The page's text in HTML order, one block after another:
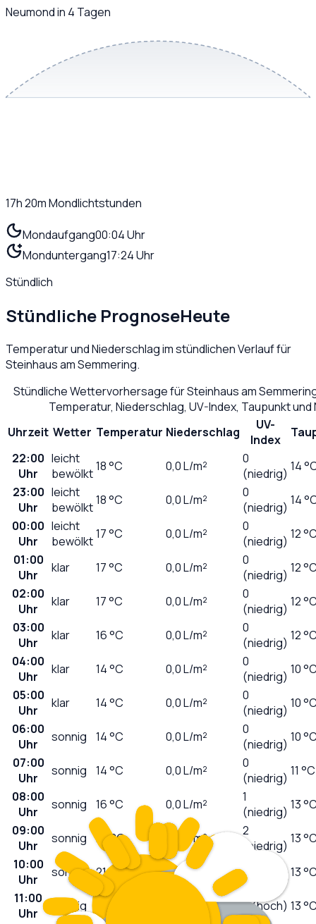
Neumond in 4 Tagen
17h 20mMondlichtstunden
Mondaufgang00:04 Uhr
Monduntergang17:24 Uhr
Stündlich
Stündliche PrognoseHeute
Temperatur und Niederschlag im stündlichen Verlauf für
Steinhaus am Semmering.
Stündliche Wettervorhersage fürSteinhaus am
Temperatur, Niederschlag, UV-Index, Taupunkt
Uhrzeit Wetter Temperatur Niederschlag
UV-
Index
22:00
Uhr
leicht
bewölkt18°C 0,0L/m²
0
(niedrig) 14
23:00
Uhr
leicht
bewölkt18°C 0,0L/m²
0
(niedrig) 14
00:00
Uhr
leicht
bewölkt17°C 0,0L/m²
0
(niedrig) 12
01:00
Uhr
klar 17°C 0,0L/m²
0
(niedrig) 12
02:00
Uhr
klar 17°C 0,0L/m²
0
(niedrig) 12
03:00
Uhr
klar 16°C 0,0L/m²
0
(niedrig) 12
04:00
Uhr
klar 14°C 0,0L/m²
0
(niedrig) 10
05:00
Uhr
klar 14°C 0,0L/m²
0
(niedrig) 10
06:00
Uhr
sonnig 14°C 0,0L/m²
0
(niedrig) 10
07:00
Uhr
sonnig 14°C 0,0L/m²
0
(niedrig) 11 °C
08:00
Uhr
sonnig 16°C 0,0L/m²
1
(niedrig) 13
09:00
Uhr
sonnig 20°C L/m²
2
(niedrig) 13
10:00
Uhr
sonnig 21°C 0,0 L/m²
(mäßig)
13
11:00
Uhr
sonnig 22°C L/m² 6 (hoch) 13